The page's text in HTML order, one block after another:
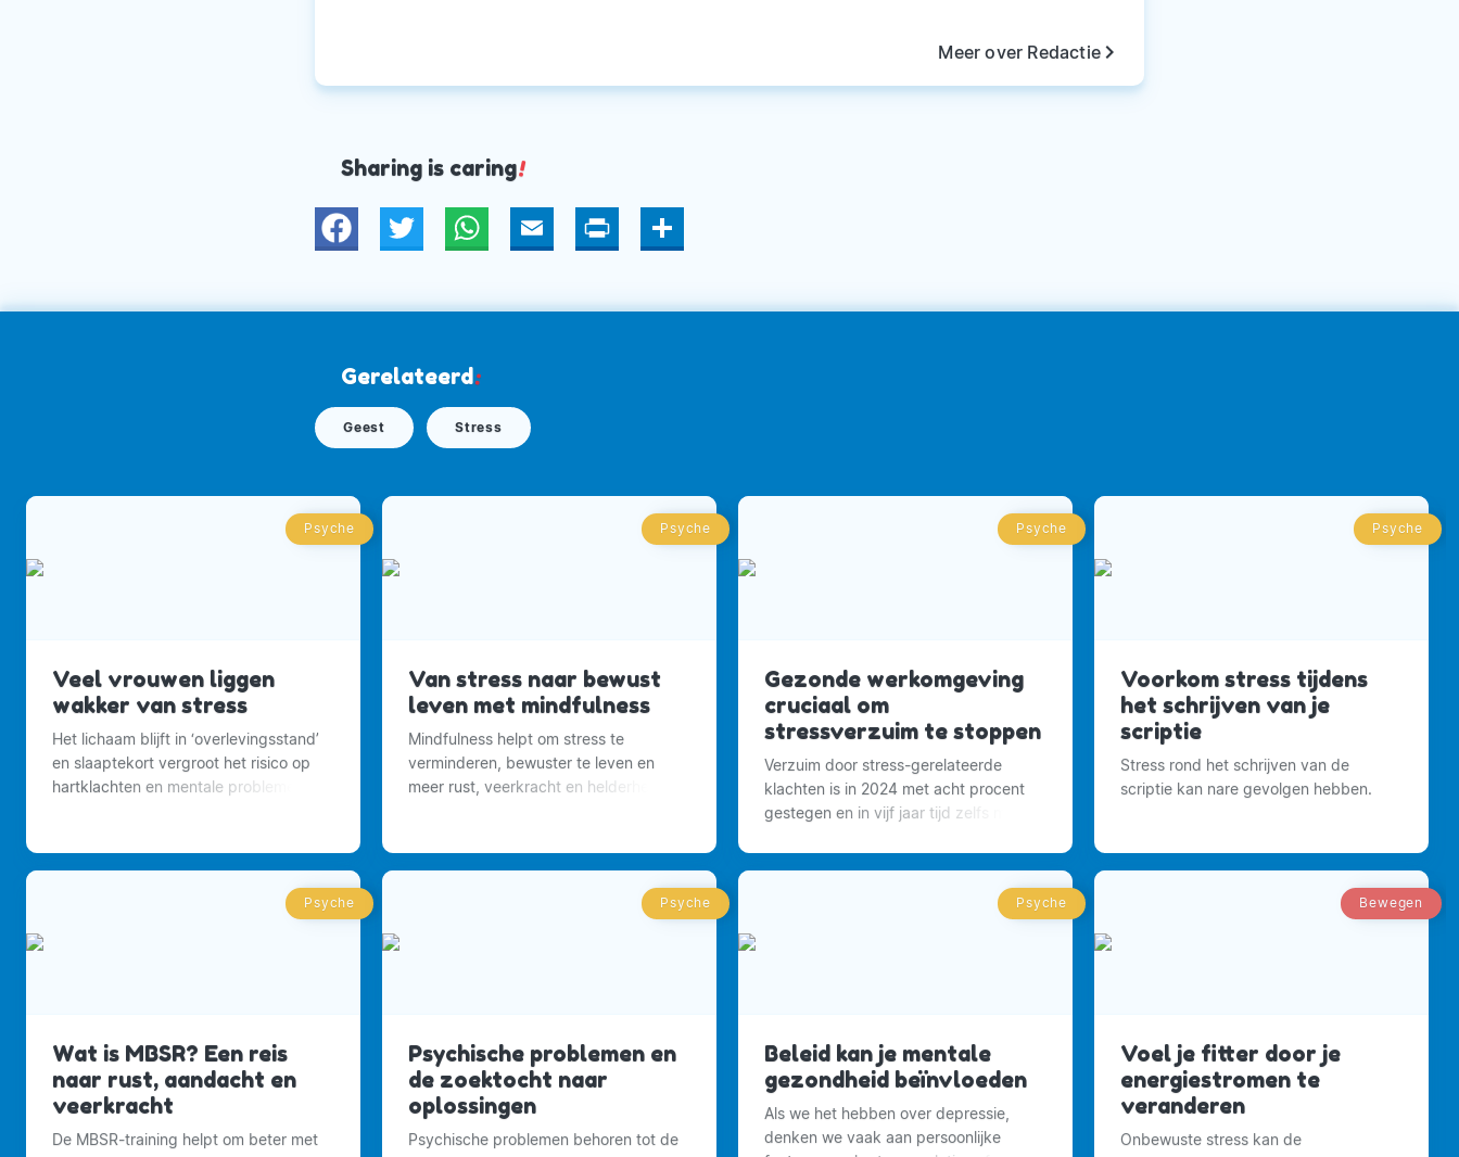
Meer over Redactiekeyboard_arrow_right
Sharing is caring!
Twitter WhatsAppEmail Print Deel
Gerelateerd:
Geest Stress
Psyche
Veel vrouwen liggen
wakker van stress
Het lichaam blijft in ‘overlevingsstand’
en slaaptekort vergroot het risico op
hartklachten en mentale problemen
Psyche
Van stress naar bewust
leven met mindfulness
Mindfulness helpt om stress te
verminderen, bewuster te leven en
meer rust, veerkracht en helderheid te
Psyche
Gezonde werkomgeving
cruciaal om
stressverzuim te stoppen
Verzuim door stress-gerelateerde
klachten is in 2024 met acht procent
gestegen en in vijf jaar tijd zelfs met
Psyche
Voorkom stress tijdens
het schrijven van je
scriptie
Stress rond het schrijven van de
scriptie kan nare gevolgen hebben.
Psyche
Wat is MBSR? Een reis
naar rust, aandacht en
veerkracht
De MBSR-training helpt om beter met
Psyche
Psychische problemen en
de zoektocht naar
oplossingen
Psychische problemen behoren tot de
Psyche
Beleid kan je mentale
gezondheid beïnvloeden
Als we het hebben over depressie,
denken we vaak aan persoonlijke
Bewegen
Voel je fitter door je
energiestromen te
veranderen
Onbewuste stress kan de